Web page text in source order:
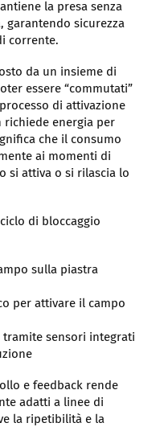
la presa senza
garantendo sicurezza
corrente.
da un insieme di
essere “commutati”
di attivazione
richiede energia per
che il consumo
ai momenti di
si attiva o si rilascia lo
di bloccaggio
sulla piastra
per attivare il campo
tramite sensori integrati
e feedback rende
adatti a linee di
la ripetibilità e la